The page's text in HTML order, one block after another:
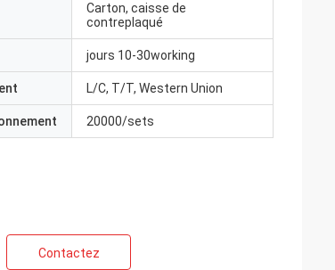
Carton, caisse de
contreplaqué
jours 10-30working
L/C, T/T, Western Union
20000/sets
Contactez